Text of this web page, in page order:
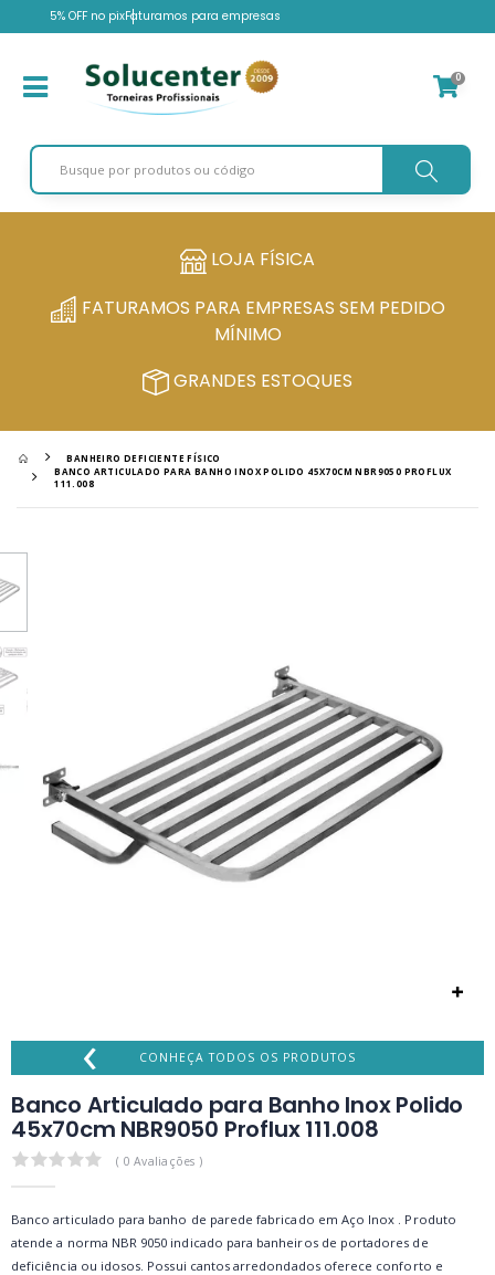
5% OFF no pixFaturamos para empresas
0
LOJA FÍSICA
FATURAMOS PARA EMPRESAS SEM PEDIDO
MÍNIMO
GRANDES ESTOQUES
BANHEIRO DEFICIENTE FÍSICO
BANCO ARTICULADO PARA BANHO INOX POLIDO 45X70CM NBR9050 PROFLUX
111.008
‹ CONHEÇA TODOS OS PRODUTOS
Banco Articulado para Banho Inox Polido
45x70cm NBR9050 Proflux 111.008
0.0
( 0 Avaliações )
Banco articulado para banho de parede fabricado em Aço Inox . Produto
atende a norma NBR 9050 indicado para banheiros de portadores de
deficiência ou idosos. Possui cantos arredondados oferece conforto e